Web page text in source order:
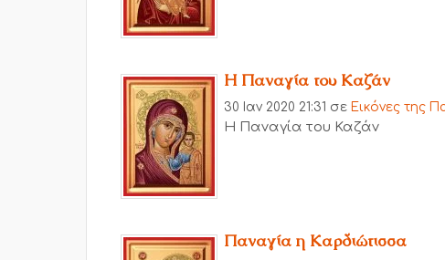
Η Παναγία του Καζάν
30 Ιαν 2020 21:31 σε Εικόνες της
Η Παναγία του Καζάν
Παναγία η Καρδιώτισσα